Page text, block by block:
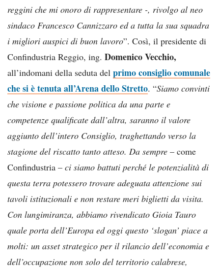
reggini che mi onoro di rappresentare -, rivolgo al neo
sindaco Francesco Cannizzaro ed a tutta la sua squadra
i migliori auspici di buon lavoro”. Così, il presidente di
Confindustria Reggio, ing. Domenico Vecchio,
all’indomani della seduta del primo consiglio comunale
che si è tenuta all’Arena dello Stretto. “Siamo convinti
che visione e passione politica da una parte e
competenze qualificate dall’altra, saranno il valore
aggiunto dell’intero Consiglio, traghettando verso la
stagione del riscatto tanto atteso. Da sempre – come
Confindustria – ci siamo battuti perché le potenzialità di
questa terra potessero trovare adeguata attenzione sui
tavoli istituzionali e non restare meri biglietti da visita.
Con lungimiranza, abbiamo rivendicato Gioia Tauro
quale porta dell’Europa ed oggi questo ‘slogan’ piace a
molti: un asset strategico per il rilancio dell’economia e
dell’occupazione non solo del territorio calabrese,